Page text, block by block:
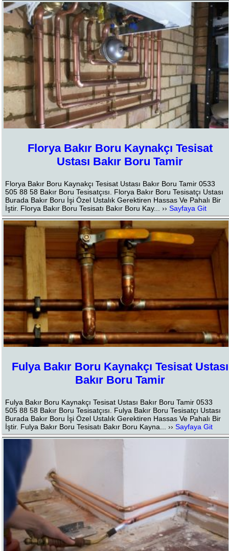
Florya Bakır Boru Kaynakçı Tesisat
Ustası Bakır Boru Tamir
Florya Bakır Boru Kaynakçı Tesisat Ustası Bakır Boru Tamir 0533
505 88 58 Bakır Boru Tesisatçısı. Florya Bakır Boru Tesisatçı Ustası
Burada Bakır Boru İşi Özel Ustalık Gerektiren Hassas Ve Pahalı Bir
İştir. Florya Bakır Boru Tesisatı Bakır Boru Kay... ››Sayfaya Git
Fulya Bakır Boru Kaynakçı Tesisat Ustası
Bakır Boru Tamir
Fulya Bakır Boru Kaynakçı Tesisat Ustası Bakır Boru Tamir 0533
505 88 58 Bakır Boru Tesisatçısı. Fulya Bakır Boru Tesisatçı Ustası
Burada Bakır Boru İşi Özel Ustalık Gerektiren Hassas Ve Pahalı Bir
İştir. Fulya Bakır Boru Tesisatı Bakır Boru Kayna... ››Sayfaya Git